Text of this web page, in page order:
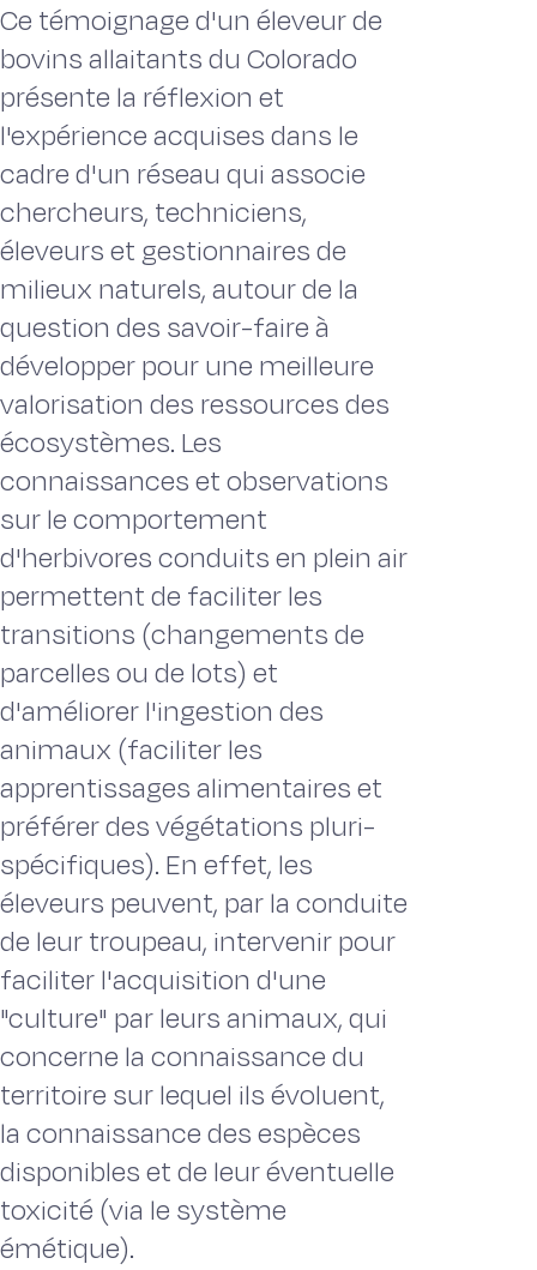
Ce témoignage d'un éleveur de
bovins allaitants du Colorado
présente la réflexion et
l'expérience acquises dans le
cadre d'un réseau qui associe
chercheurs, techniciens,
éleveurs et gestionnaires de
milieux naturels, autour de la
question des savoir-faire à
développer pour une meilleure
valorisation des ressources des
écosystèmes. Les
connaissances et observations
sur le comportement
d'herbivores conduits en plein air
permettent de faciliter les
transitions (changements de
parcelles ou de lots) et
d'améliorer l'ingestion des
animaux (faciliter les
apprentissages alimentaires et
préférer des végétations pluri-
spécifiques). En effet, les
éleveurs peuvent, par la conduite
de leur troupeau, intervenir pour
faciliter l'acquisition d'une
"culture" par leurs animaux, qui
concerne la connaissance du
territoire sur lequel ils évoluent,
la connaissance des espèces
disponibles et de leur éventuelle
toxicité (via le système
émétique).